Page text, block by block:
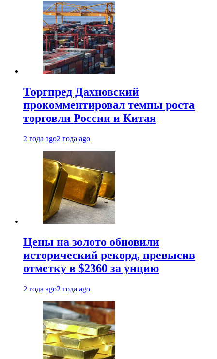
Торгпред Дахновский
прокомментировал темпы роста
торговли России и Китая
2 года ago2 года ago
Цены на золото обновили
исторический рекорд, превысив
отметку в $2360 за унцию
2 года ago2 года ago